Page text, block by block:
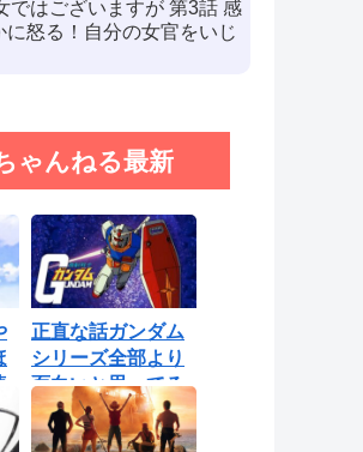
ではございますが 第3話 感
怒る！自分の女官をいじ
ゃんねる最新
正直な話ガンダム
シリーズ全部より
面白いと思ってる
ロボットアニ...